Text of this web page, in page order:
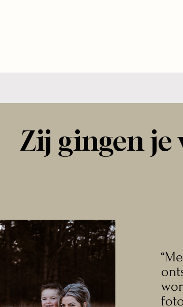
en werk ik elke dag aan het vastleggen
Zij gingen je